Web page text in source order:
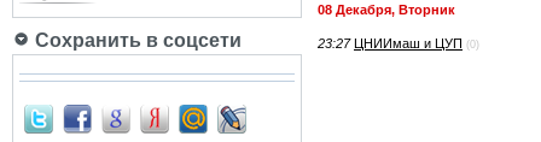
Сохранить в соцсети
08 Декабря, Вторник
23:27 ЦНИИмаш и ЦУП (0)